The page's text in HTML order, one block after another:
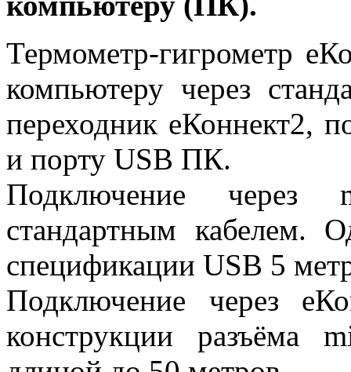
Термометр-гигрометр
компьютеру через
переходник еКоннект2,
и порту USB ПК.
Подключение через
стандартным кабелем.
спецификации USB 5
Подключение через
конструкции разъёма